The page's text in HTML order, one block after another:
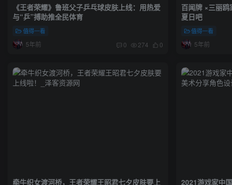
《王者荣耀》鲁班父子乒乓球皮肤上线：用热爱
与“乒”搏助推全民体育
值得一看
5年前 0 274 0
百闻牌 ×三丽
夏日吧
值得一看
5年前
牵牛织女渡河桥，王者荣耀王昭君七夕皮肤要上 2021游戏家中